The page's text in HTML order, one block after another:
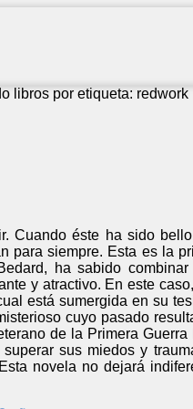
libros por etiqueta: redwork
Cuando éste ha sido
para siempre. Esta es la
ha sabido
y atractivo. En este
está sumergida en su
cuyo pasado
de la Primera
sus miedos y
novela no dejará